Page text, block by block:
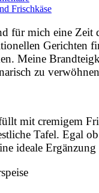
für mich eine
Gerichten
Meine
zu
mit cremigem
Tafel. Egal
ideale